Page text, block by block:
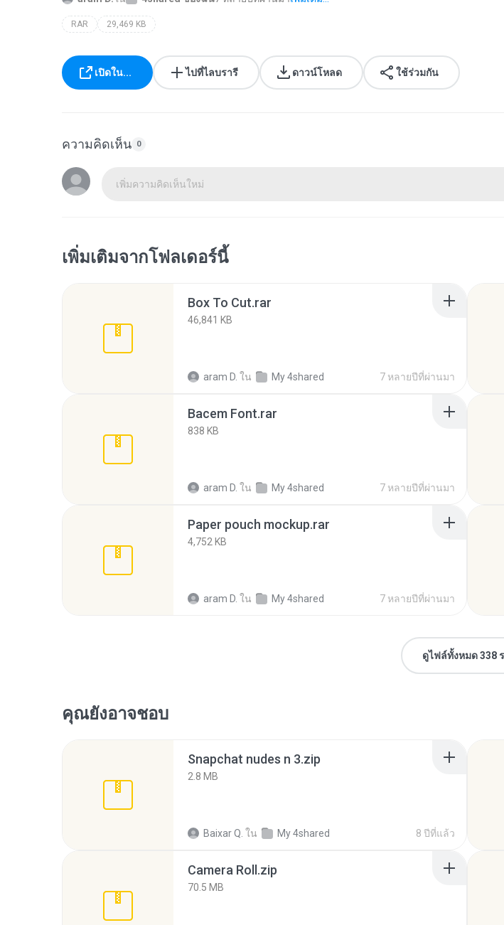
RAR 29,469 KB
เปิดใน... ไปที่ไลบรารี ดาวน์โหลด ใช้ร่วมกัน
ความคิดเห็น 0
เพิ่มความคิดเห็นใหม่
เพิ่มเติมจากโฟลเดอร์นี้
Box To Cut.rar
46,841 KB
aram D. ใน My 4shared 7 หลายปีที่ผ่านมา
Bacem Font.rar
838 KB
aram D. ใน My 4shared 7 หลายปีที่ผ่านมา
Paper pouch mockup.rar
4,752 KB
aram D. ใน My 4shared 7 หลายปีที่ผ่านมา
ดูไฟล์ทั้งหมด 338
คุณยังอาจชอบ
Snapchat nudes n 3.zip
2.8 MB
Baixar Q. ใน My 4shared 8 ปีที่แล้ว
Camera Roll.zip
70.5 MB